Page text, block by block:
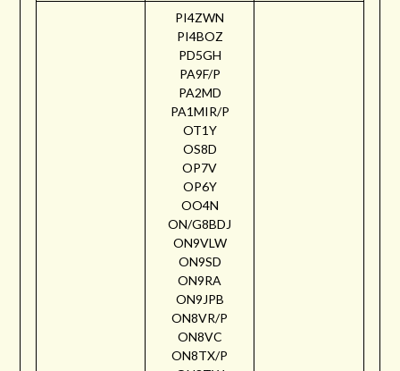
PI4ZWN
PI4BOZ
PD5GH
PA9F/P
PA2MD
PA1MIR/P
OT1Y
OS8D
OP7V
OP6Y
OO4N
ON/G8BDJ
ON9VLW
ON9SD
ON9RA
ON9JPB
ON8VR/P
ON8VC
ON8TX/P